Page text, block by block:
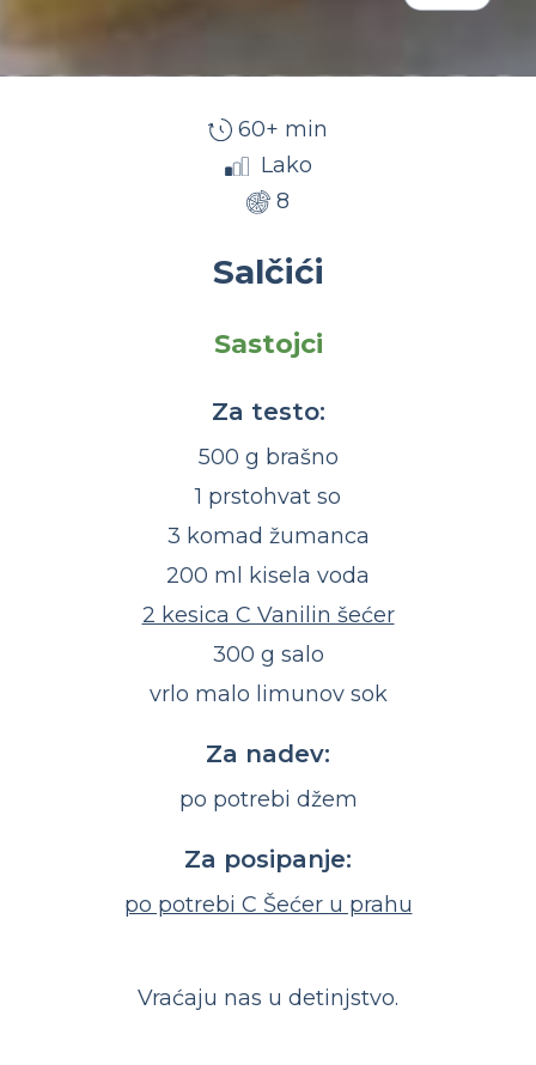
60+ min
Lako
8
Salčići
Sastojci
Za testo:
500 g brašno
1 prstohvat so
3 komad žumanca
200 ml kisela voda
2 kesica C Vanilin šećer
300 g salo
vrlo malo limunov sok
Za nadev:
po potrebi džem
Za posipanje:
po potrebi C Šećer u prahu
Vraćaju nas u detinjstvo.